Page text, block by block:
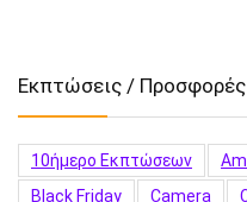
Εκπτώσεις /
10ήμερο Εκπτώσεων
Black Friday
Camera